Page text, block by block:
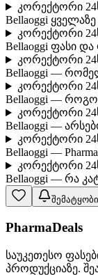
კორექტორი
Bellaoggi
კორექტორი
Bellaoggi ფასი
კორექტორი
Bellaoggi —
კორექტორი
Bellaoggi —
კორექტორი
Bellaoggi —
კორექტორი
Bellaoggi —
კორექტორი
Bellaoggi — რა
PharmaDeals
საუკეთესო
პროდუქციაზე.